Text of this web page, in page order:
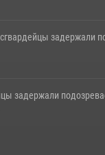
задержали
задержали